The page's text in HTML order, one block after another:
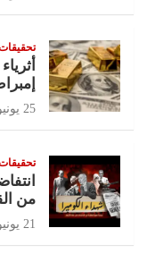
25 يونيو، 2026
من
21 يونيو، 2026